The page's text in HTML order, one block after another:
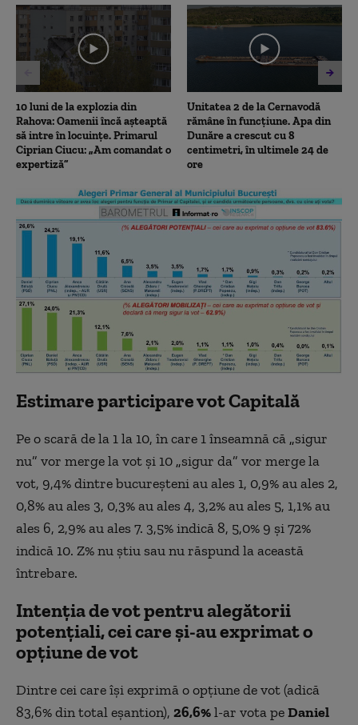
2
minutes,
4
seconds
10 luni de la explozia din
Rahova: Oamenii încă așteaptă
să intre în locuințe. Primarul
Ciprian Ciucu: „Am comandat o
expertiză”
Unitatea 2 de la Cernavodă
rămâne în funcțiune. Apa din
Dunăre a crescut cu 8
centimetri, în ultimele 24 de
ore
Estimare participare vot Capitală
Pe o scară de la 1 la 10, în care 1 înseamnă că „sigur
nu” vor merge la vot și 10 „sigur da” vor merge la
vot, 9,4% dintre bucureșteni au ales 1, 0,9% au ales 2,
0,8% au ales 3, 0,3% au ales 4, 3,2% au ales 5, 1,1% au
ales 6, 2,9% au ales 7. 3,5% indică 8, 5,0% 9 și 72%
indică 10. Z% nu știu sau nu răspund la această
întrebare.
Intenția de vot pentru alegătorii
potențiali, cei care și-au exprimat o
opțiune de vot
Dintre cei care își exprimă o opțiune de vot (adică
83,6% din total eșantion), 26,6%l-ar vota peDaniel